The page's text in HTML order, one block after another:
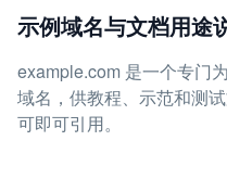
示例域名与文档用途
example.com 是一个专门
域名，供教程、示范和测
可即可引用。